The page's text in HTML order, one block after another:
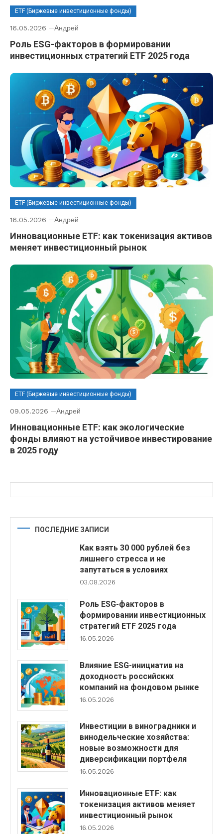
ETF (Биржевые инвестиционные фонды)
16.05.2026 Андрей
Роль ESG-факторов в формировании
инвестиционных стратегий ETF 2025 года
ETF (Биржевые инвестиционные фонды)
16.05.2026 Андрей
Инновационные ETF: как токенизация активов
меняет инвестиционный рынок
ETF (Биржевые инвестиционные фонды)
09.05.2026 Андрей
Инновационные ETF: как экологические
фонды влияют на устойчивое инвестирование
в 2025 году
ПОСЛЕДНИЕ ЗАПИСИ
Как взять 30 000 рублей без
лишнего стресса и не
запутаться в условиях
03.08.2026
Роль ESG-факторов в
формировании инвестиционных
стратегий ETF 2025 года
16.05.2026
Влияние ESG-инициатив на
доходность российских
компаний на фондовом рынке
16.05.2026
Инвестиции в виноградники и
винодельческие хозяйства:
новые возможности для
диверсификации портфеля
16.05.2026
Инновационные ETF: как
токенизация активов меняет
инвестиционный рынок
16.05.2026